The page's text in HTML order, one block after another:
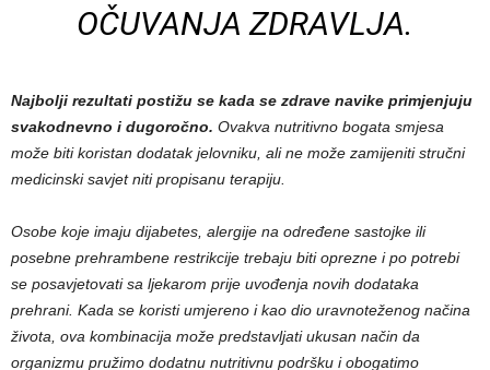
OČUVANJA ZDRAVLJA.
Najbolji rezultati postižu se kada se zdrave navike primjenjuju
svakodnevno i dugoročno. Ovakva nutritivno bogata smjesa
može biti koristan dodatak jelovniku, ali ne može zamijeniti stručni
medicinski savjet niti propisanu terapiju.
Osobe koje imaju dijabetes, alergije na određene sastojke ili
posebne prehrambene restrikcije trebaju biti oprezne i po potrebi
se posavjetovati sa ljekarom prije uvođenja novih dodataka
prehrani. Kada se koristi umjereno i kao dio uravnoteženog načina
života, ova kombinacija može predstavljati ukusan način da
organizmu pružimo dodatnu nutritivnu podršku i obogatimo